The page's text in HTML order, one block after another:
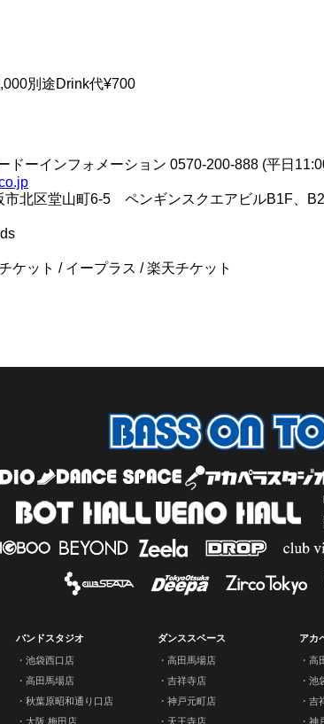
別途Drink代¥700
ーインフォメーション 0570-200-888 (平日
北区堂山町6-5 ペンギンスクエアビルB1F、
ケット / イープラス / 楽天チケット
バンドスタジオ
池袋西口店
高田馬場店
秋葉原昭和通り口店
大阪 梅田店
ダンススペース
高田馬場店
吉祥寺店
神戸元町店
天王寺店
アカ
高
池
吉
神